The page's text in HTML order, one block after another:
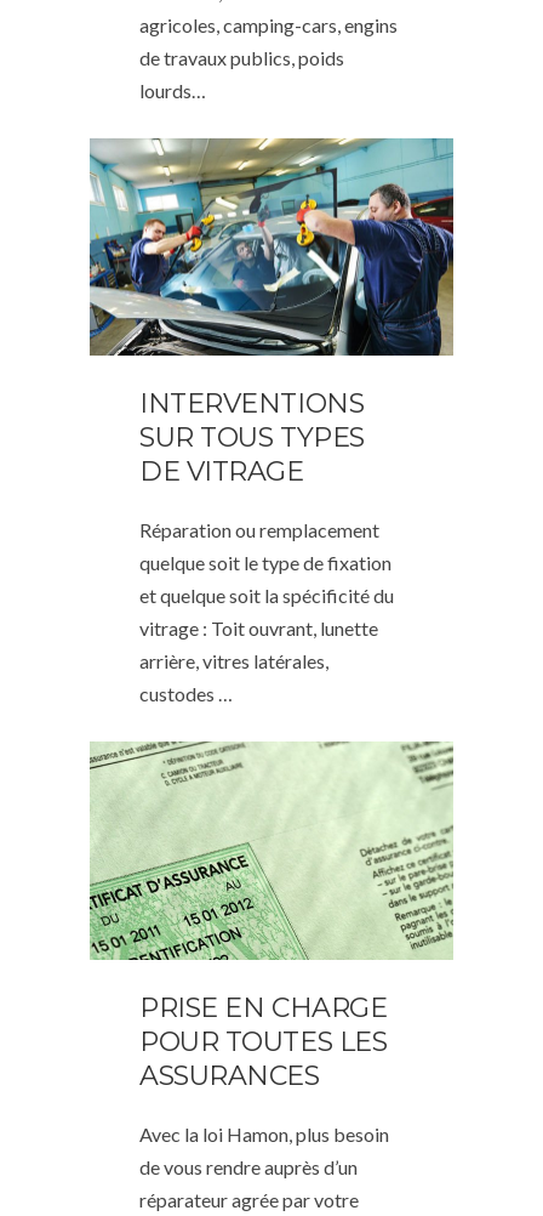
agricoles, camping-cars, engins
de travaux publics, poids
lourds…
INTERVENTIONS
SUR TOUS TYPES
DE VITRAGE
Réparation ou remplacement
quelque soit le type de fixation
et quelque soit la spécificité du
vitrage : Toit ouvrant, lunette
arrière, vitres latérales,
custodes …
PRISE EN CHARGE
POUR TOUTES LES
ASSURANCES
Avec la loi Hamon, plus besoin
de vous rendre auprès d’un
réparateur agrée par votre